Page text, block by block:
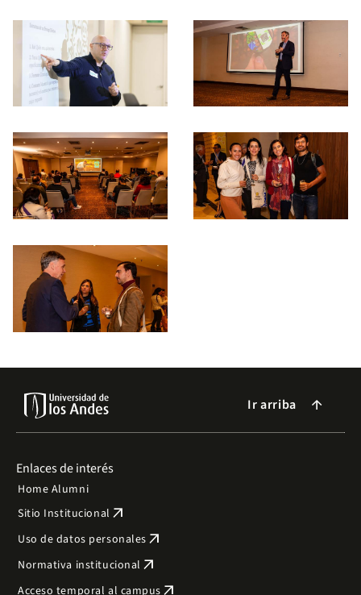
Ir arriba arrow_forward
Enlaces de interés
Home Alumni
Sitio Institucional arrow_outward
Uso de datos personales arrow_outward
Normativa institucional arrow_outward
Acceso temporal al campus arrow_outward